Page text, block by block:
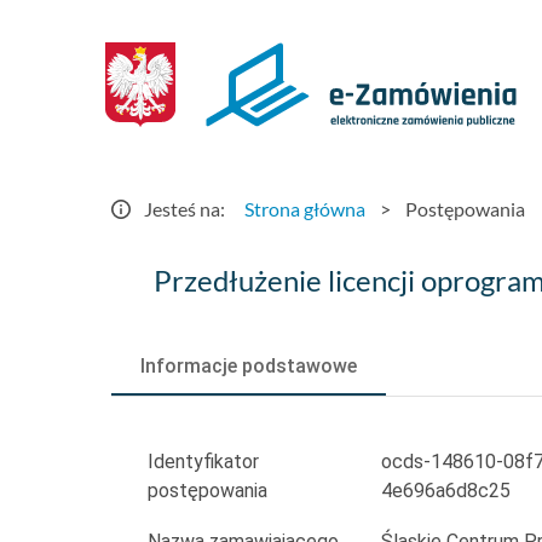
Postępowania
Jesteś na: Strona główna > Postępowania
Przedłużenie
oprogramowania
antywirusowego
Przedłużenie licencji
Informacje podstawowe
Identyfikator
postępowania
ocds-148610-
4e696a6d8c25